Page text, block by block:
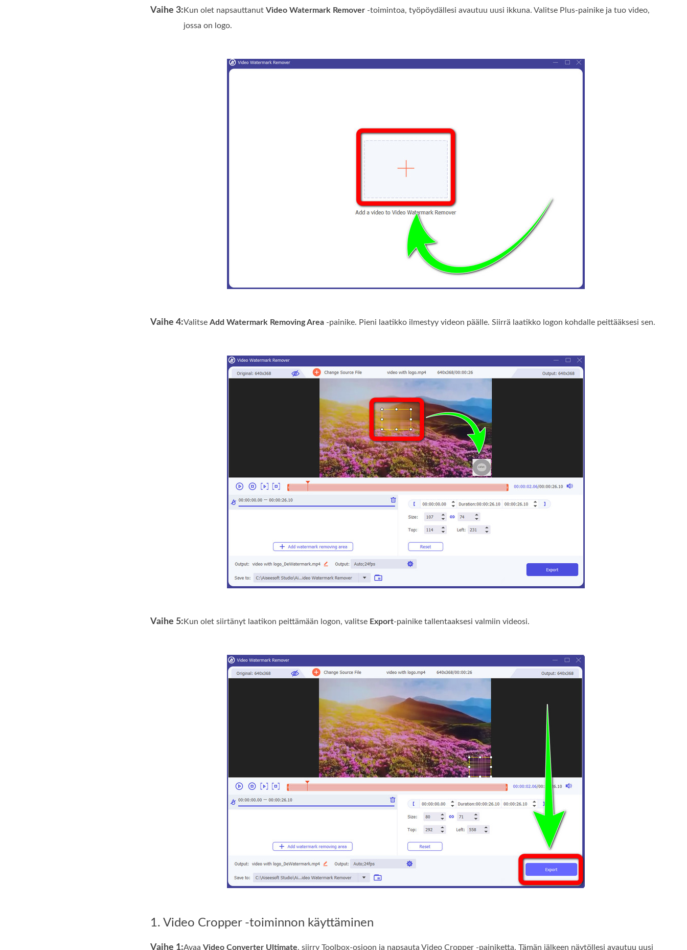
Vaihe 3: Kun olet napsauttanut Video Watermark Remover -toimintoa, työpöydällesi avautuu uusi ikkuna. Valitse Plus-painike ja tuo video,
jossa on logo.
Vaihe 4:Valitse Add Watermark Removing Area -painike. Pieni laatikko ilmestyy videon päälle. Siirrä laatikko logon kohdalle peittääksesi sen.
Vaihe 5: Kun olet siirtänyt laatikon peittämään logon, valitse Export-painike tallentaaksesi valmiin videosi.
1. Video Cropper -toiminnon käyttäminen
Vaihe 1:Avaa Video Converter Ultimate, siirry Toolbox-osioon ja napsauta Video Cropper -painiketta. Tämän jälkeen näytöllesi avautuu uusi